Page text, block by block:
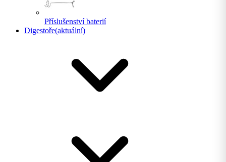
Příslušenství baterií
Digestoře(aktuální)